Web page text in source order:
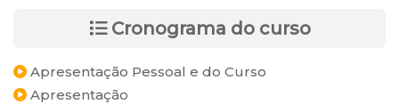
Cronograma do curso
Apresentação Pessoal e do Curso
Apresentação